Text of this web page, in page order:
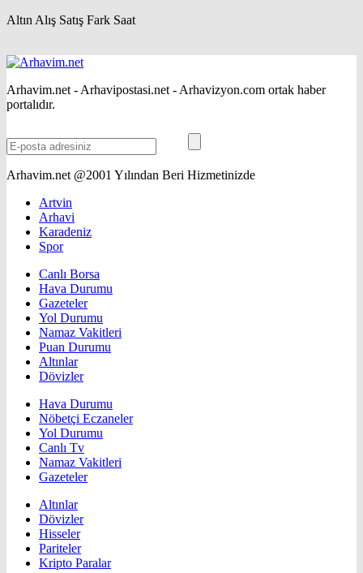
Altın Alış Satış Fark Saat
Arhavim.net - Arhavipostasi.net - Arhavizyon.com ortak haber
portalıdır.
Arhavim.net @2001 Yılından Beri Hizmetinizde
Artvin
Arhavi
Karadeniz
Spor
Canlı Borsa
Hava Durumu
Gazeteler
Yol Durumu
Namaz Vakitleri
Puan Durumu
Altınlar
Dövizler
Hava Durumu
Nöbetçi Eczaneler
Yol Durumu
Canlı Tv
Namaz Vakitleri
Gazeteler
Altınlar
Dövizler
Hisseler
Pariteler
Kripto Paralar